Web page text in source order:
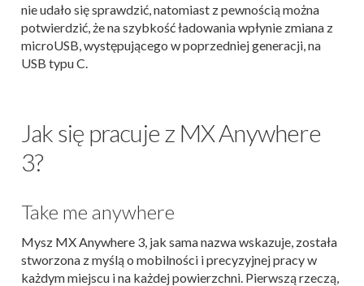
nie udało się sprawdzić, natomiast z pewnością można
potwierdzić, że na szybkość ładowania wpłynie zmiana z
microUSB, występującego w poprzedniej generacji, na
USB typu C.
Jak się pracuje z MX Anywhere
3?
Take me anywhere
Mysz MX Anywhere 3, jak sama nazwa wskazuje, została
stworzona z myślą o mobilności i precyzyjnej pracy w
każdym miejscu i na każdej powierzchni. Pierwszą rzeczą,